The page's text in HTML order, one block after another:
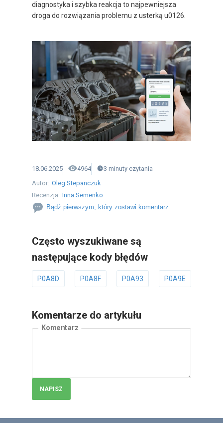
diagnostyka i szybka reakcja to najpewniejsza
droga do rozwiązania problemu z usterką u0126.
18.06.2025 4964 3 minuty czytania
Autor: Oleg Stepanczuk
Recenzja: Inna Semenko
Bądź pierwszym, który zostawi komentarz
Często wyszukiwane są
następujące kody błędów
P0A8D P0A8F P0A93 P0A9E
Komentarze do artykułu
Komentarz
NAPISZ